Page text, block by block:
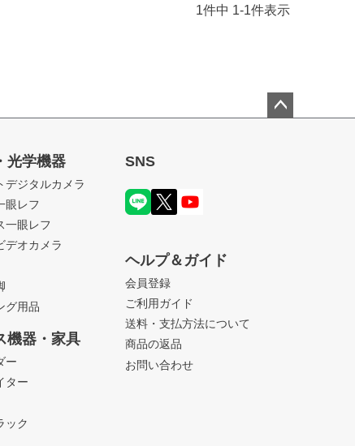
1件中 1-1件表示
光学機器
デジタルカメラ
眼レフ
一眼レフ
デオカメラ
グ用品
機器・家具
ー
ター
ック
SNS
ヘルプ＆ガイド
会員登録
ご利用ガイド
送料・支払方法について
商品の返品
お問い合わせ